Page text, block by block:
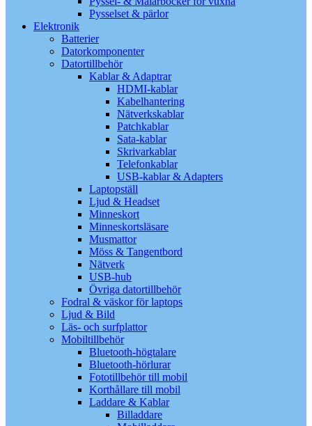
Pysselset & pärlor
Elektronik
Batterier
Datorkomponenter
Datortillbehör
Kablar & Adaptrar
HDMI-kablar
Kabelhantering
Nätverkskablar
Patchkablar
Sata-kablar
Skrivarkablar
Telefonkablar
USB-kablar & Adapters
Laptopställ
Ljud & Headset
Minneskort
Minneskortsläsare
Musmattor
Möss & Tangentbord
Nätverk
USB-hub
Övriga datortillbehör
Fodral & väskor för laptops
Ljud & Bild
Läs- och surfplattor
Mobiltillbehör
Bluetooth-högtalare
Bluetooth-hörlurar
Fototillbehör till mobil
Korthållare till mobil
Laddare & Kablar
Billaddare